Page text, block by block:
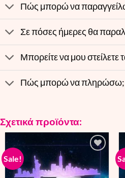
Πώς μπορώ να
Σε πόσες ήμερες θα
Μπορείτε να μου στείλετε
Πώς μπορώ να πληρώσω;
Σχετικά προϊόντα:
Sale!